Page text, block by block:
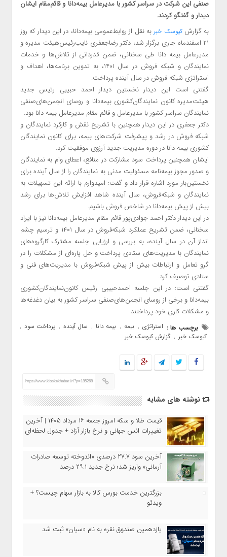
صنفی این شرکت در سراسر کشور با مدیرعامل بیمه‌دانا و قائم‌مقام ایشان
دیدار و گفتگو کردند.
به گزارشکیوسک خبر به نقل از روابط‌عمومی بیمه‌دانا، در این دیدار که روز
۲۱ اسفند‌ماه جاری برگزار شد، دکتر رضا‌جعفری نایب‌رئیس‌هیئت مدیره و
مدیرعامل بیمه دانا طی سخنانی، ضمن قدردانی از تلاش‌ها و خدمات
نمایندگان و شبکه‌ فروش در سال ۱۴۰۱، به تدوین برنامه‌ها، اهداف و
استراتژی شبکه فروش در سال آینده پرداخت.
گفتنی است این دیدار نخستین دیدار احمد حبیبی رئیس جدید
هیئت‌مدیره کانون نمایندگان‌‌کشوری بیمه‌دانا و روسای انجمن‌های‌صنفی
نمایندگان سراسر کشور با مدیرعامل و قائم مقام مدیرعامل بیمه دانا بود.
دکتر جعفری در این دیدار همچنین با تشریح نقش و کارکرد نمایندگان و
شبکه فروش در رشد و پیشرفت شرکت‌های بیمه، برای کانون نمایندگان
کشوری بیمه دانا در دوره مدیریت جدید آرزوی موفقیت کرد.
ایشان همچنین پرداخت سود مشارکت در منافع، اعطای وام به نمایندگان
و صدور مجوز بیمه‌نامه مسئولیت مدنی به نمایندگان را از سال آینده برای
نخستین‌بار مورد اشاره قرار داد و گفت: امیدوارم با ارائه این تسهیلات به
نمایندگان و شبکه‌فروش، سال آینده شاهد افزایش تلاش‌ها برای رشد
بیش از پیش بیمه‌دانا در شاخص فروش باشیم.
در این دیدار دکتر احمد جوادی‌پور قائم مقام مدیرعامل بیمه‌دانا نیز با ایراد
سخنانی، ضمن تشریح عملکرد شبکه‌فروش در سال ۱۴۰۱ و ترسیم چشم
انداز آن در سال آینده، به بررسی و ارزیابی جلسه مشترک کارگروه‌های
نمایندگان با مدیریت‌های ستادی پرداخت و حل پاره‌ای از مشکلات را در
گرو تعامل و ارتباطات بیش از پیش شبکه‌فروش با مدیریت‌های فنی و
ستادی توصیف کرد.
گفتنی است: در این جلسه احمد‌حبیبی رئیس کانون‌نمایندگان‌کشوری
بیمه‌دانا و برخی از روسای انجمن‌های‌صنفی سراسر کشور به بیان دغدغه‌ها
و مشکلات کاری خود پرداختند.
برچسب ها : استراتژی , بیمه , بیمه دانا , سال آینده , پرداخت سود ,
کیوسک خبر , گزارش کیوسک خبر
https://www.kioskekhabar.ir/?p=185268
نوشته های مشابه
قیمت طلا و سکه امروز جمعه ۱۶ مرداد ۱۴۰۵ | آخرین
تغییرات انس جهانی و نرخ بازار آزاد + جدول لحظه‌ای
آخرین سود ۲۷.۷ درصدی «اندوخته توسعه صادرات
آرمانی» واریز شد؛ نرخ جدید ۲۹.۱ درصد
بزرگترین خدمت بورس کالا به بازار سهام چیست؟ +
ویدئو
یازدهمین صندوق نقره به نام «سیان» ثبت شد